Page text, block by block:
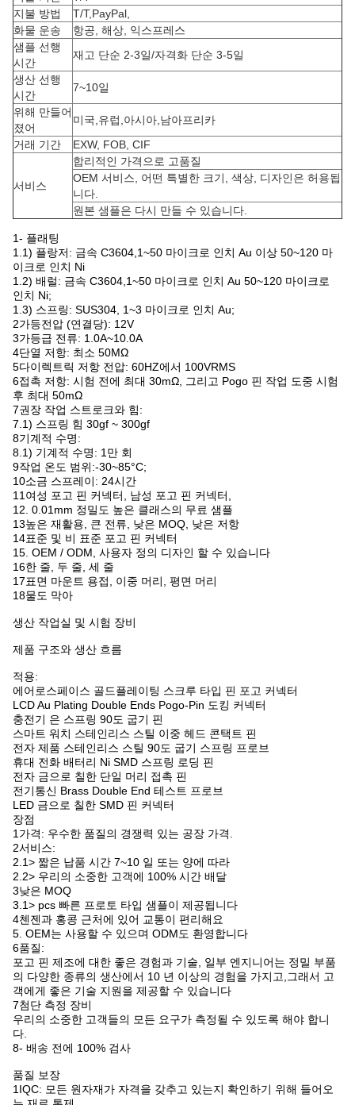
주택 차원 표, 피치는 아래와 같이 될 수 있습니다.
될 수 있습니다. 도면은 아래와 같습니다.
SMT 타입
이중 머리 포고 핀
DIP 포고 핀
높은 전류율 포고 핀
직각 포고 핀
암컷 포고 핀
다른 종류의 포고 핀
비즈니스 연락처: 유미:
휴대전화 & 위채트: 178 2073 0100
QQ: 3507 276 772
스카이프178 2073 0100
이메일: QHpogopinconnectors@hotmail.com
제품 특성
소재
금속 (C3604)
색상
크기
고객 요구에 따라
종류